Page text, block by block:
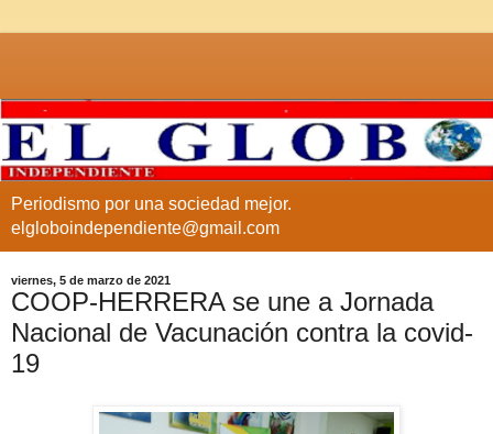
Periodismo por una sociedad mejor.
elgloboindependiente@gmail.com
viernes, 5 de marzo de 2021
COOP-HERRERA se une a Jornada
Nacional de Vacunación contra la covid-
19